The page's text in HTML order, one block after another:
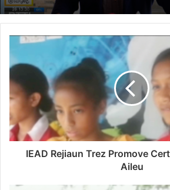
IEAD Rejiaun Trez Promove
Aileu